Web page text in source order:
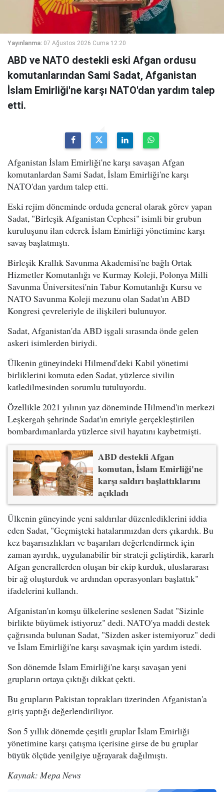
Yayınlanma: 07 Ağustos 2026 Cuma 12:20
ABD ve NATO destekli eski Afgan ordusu
komutanlarından Sami Sadat, Afganistan
İslam Emirliği'ne karşı NATO'dan yardım talep
etti.
Afganistan İslam Emirliği'ne karşı savaşan Afgan
komutanlardan Sami Sadat, İslam Emirliği'ne karşı
NATO'dan yardım talep etti.
Eski rejim döneminde orduda general olarak görev yapan
Sadat, "Birleşik Afganistan Cephesi" isimli bir grubun
kuruluşunu ilan ederek İslam Emirliği yönetimine karşı
savaş başlatmıştı.
Birleşik Krallık Savunma Akademisi'ne bağlı Ortak
Hizmetler Komutanlığı ve Kurmay Koleji, Polonya Milli
Savunma Üniversitesi'nin Tabur Komutanlığı Kursu ve
NATO Savunma Koleji mezunu olan Sadat'ın ABD
Kongresi çevreleriyle de ilişkileri bulunuyor.
Sadat, Afganistan'da ABD işgali sırasında önde gelen
askeri isimlerden biriydi.
Ülkenin güneyindeki Hilmend'deki Kabil yönetimi
birliklerini komuta eden Sadat, yüzlerce sivilin
katledilmesinden sorumlu tutuluyordu.
Özellikle 2021 yılının yaz döneminde Hilmend'in merkezi
Leşkergah şehrinde Sadat'ın emriyle gerçekleştirilen
bombardımanlarda yüzlerce sivil hayatını kaybetmişti.
ABD destekli Afgan
komutan, İslam Emirliği'ne
karşı saldırı başlattıklarını
açıkladı
Ülkenin güneyinde yeni saldırılar düzenlediklerini iddia
eden Sadat, "Geçmişteki hatalarımızdan ders çıkardık. Bu
kez başarısızlıkları ve başarıları değerlendirmek için
zaman ayırdık, uygulanabilir bir strateji geliştirdik, kararlı
Afgan generallerden oluşan bir ekip kurduk, uluslararası
bir ağ oluşturduk ve ardından operasyonları başlattık"
ifadelerini kullandı.
Afganistan'ın komşu ülkelerine seslenen Sadat "Sizinle
birlikte büyümek istiyoruz" dedi. NATO'ya maddi destek
çağrısında bulunan Sadat, "Sizden asker istemiyoruz" dedi
ve İslam Emirliği'ne karşı savaşmak için yardım istedi.
Son dönemde İslam Emirliği'ne karşı savaşan yeni
grupların ortaya çıktığı dikkat çekti.
Bu grupların Pakistan toprakları üzerinden Afganistan'a
giriş yaptığı değerlendiriliyor.
Son 5 yıllık dönemde çeşitli gruplar İslam Emirliği
yönetimine karşı çatışma içerisine girse de bu gruplar
büyük ölçüde yenilgiye uğrayarak dağılmıştı.
Kaynak: Mepa News